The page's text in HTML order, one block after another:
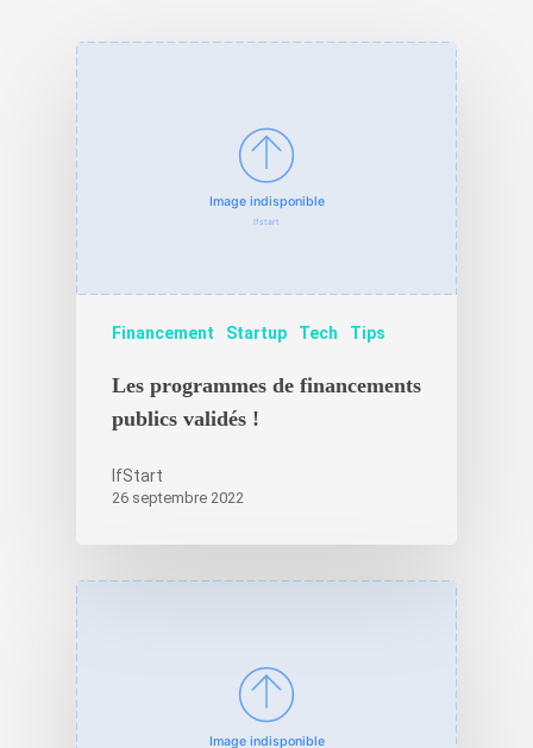
Financement Startup Tech Tips
Les programmes de financements
publics validés !
IfStart
26 septembre 2022
Créez votre
accélérateur
Nos
Les experts
Actualités
Nouvelles start-ups
Témoignages